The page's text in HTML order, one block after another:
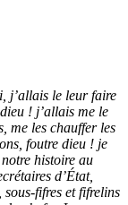
! j’allais me le
me les chauffer les
foutre dieu ! je
histoire au
d’État,
fifres et fifrelins